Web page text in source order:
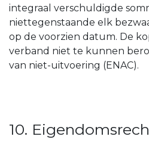
integraal verschuldigde
niettegenstaande elk
op de voorzien datum. De
verband niet te kunnen
van niet-uitvoering (ENAC).
10.